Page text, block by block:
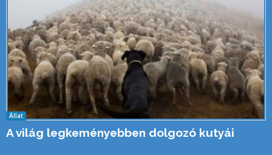
Állat
A világ legkeményebben dolgozó kutyái